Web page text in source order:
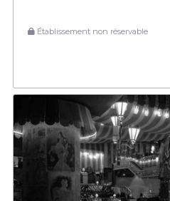
Établissement non réservable